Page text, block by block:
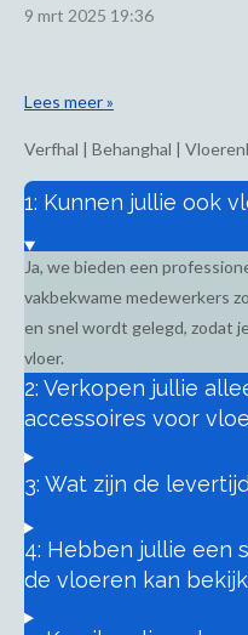
9 mrt 2025 19:36
Lees meer »
Verfhal | Behanghal |
1: Kunnen jullie ook
Ja, we bieden een
vakbekwame medewerkers
en snel wordt gelegd, zodat
vloer.
2: Verkopen jullie
accessoires voor
3: Wat zijn de
4: Hebben jullie een
de vloeren kan